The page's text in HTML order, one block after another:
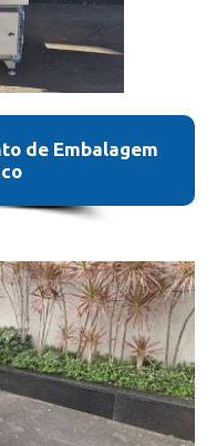
de Embalagem